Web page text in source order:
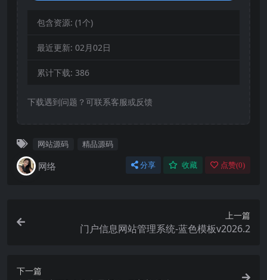
包含资源: (1个)
最近更新: 02月02日
累计下载: 386
下载遇到问题？可联系客服或反馈
网站源码 精品源码
网络 分享 收藏 点赞(0)
上一篇
门户信息网站管理系统-蓝色模板v2026.2
下一篇